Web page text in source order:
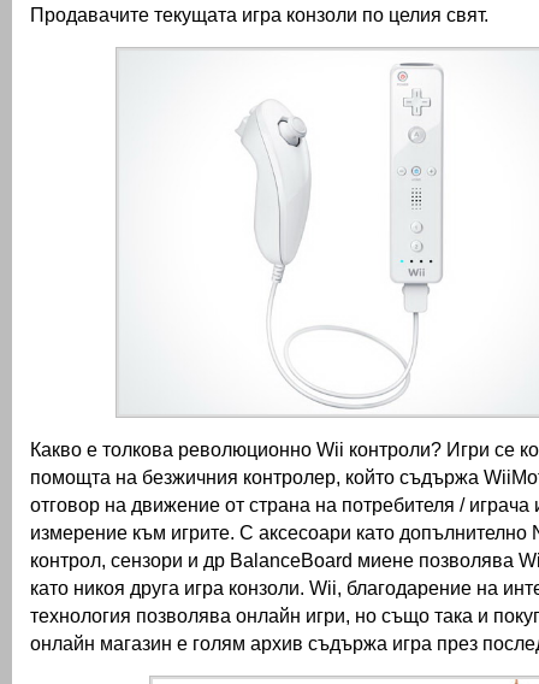
Продавачите текущата игра конзоли по целия свят.
Какво е толкова революционно Wii контроли? Игри се
помощта на безжичния контролер, който съдържа
отговор на движение от страна на потребителя / играча
измерение към игрите. С аксесоари като допълнително
контрол, сензори и др BalanceBoard миене позволява
като никоя друга игра конзоли. Wii, благодарение на
технология позволява онлайн игри, но също така и
онлайн магазин е голям архив съдържа игра през